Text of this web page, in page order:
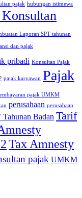
pajak hubungan istimewa
Konsultan
Laporan SPT tahunan
dan pajak
pribadi Konsultan Pajak
pajak karyawan Pajak
pajak UMKM
perusahaan perusahaan
Tahunan Badan Tarif
Tax Amnesty
pajak UMKM